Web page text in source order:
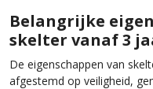
Belangrijke
skelter vanaf 3
De eigenschappen van
afgestemd op veiligheid,